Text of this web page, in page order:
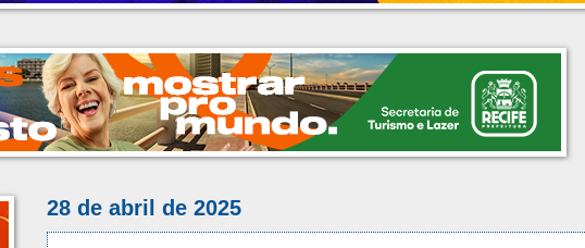
28 de abril de 2025